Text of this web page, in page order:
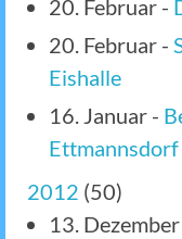
20. Februar -
20. Februar -
Eishalle
16. Januar -
2012 (50)
13. Dezember